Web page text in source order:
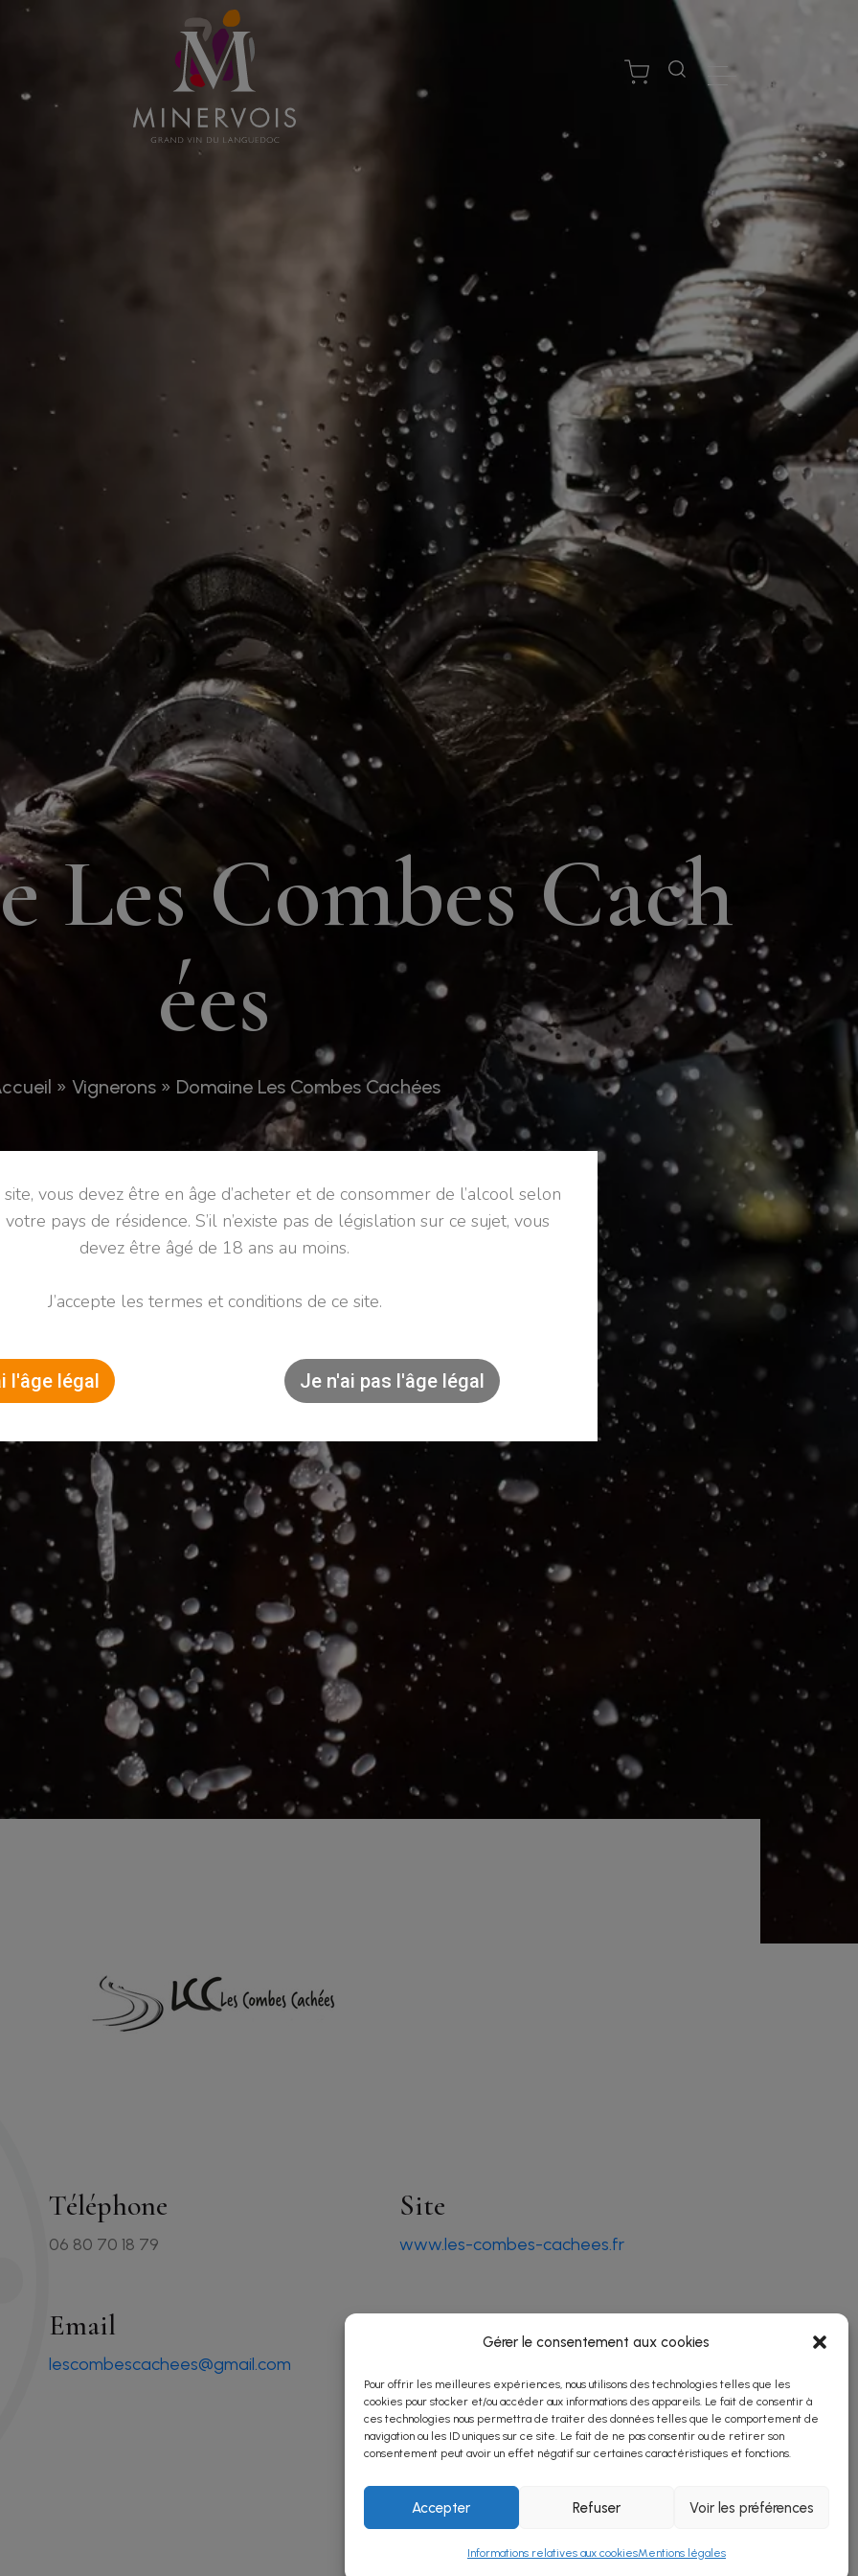
Gérer le consentement aux cookies
Pour offrir les meilleures expériences, nous utilisons des technologies telles que les
cookies pour stocker et/ou accéder aux informations des appareils. Le fait de consentir à
ces technologies nous permettra de traiter des données telles que le comportement de
navigation ou les ID uniques sur ce site. Le fait de ne pas consentir ou de retirer son
consentement peut avoir un effet négatif sur certaines caractéristiques et fonctions.
Accepter Refuser Voir les préférences
Informations relatives aux cookiesMentions légales
eLes CombesCach
ées
» Vignerons» Domaine Les Combes Cachées
Téléphone
06 80 70 18 79
Site
www.les-combes-cachees.fr
Email
lescombescachees@gmail.com
Réseaux sociaux
vous devez être en âge d’acheter et de consommer de l’alcool selon
pays de résidence. S’il n’existe pas de législation sur ce sujet, vous
devez être âgé de 18 ans au moins.
J’accepte les termes et conditions de ce site.
l'âge légal Je n'ai pas l'âge légal